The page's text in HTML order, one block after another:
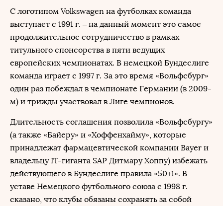
С логотипом Volkswagen на футболках команда
выступает с 1991 г. – на данный момент это самое
продолжительное сотрудничество в рамках
титульного спонсорства в пяти ведущих
европейских чемпионатах. В немецкой Бундеслиге
команда играет с 1997 г. За это время «Вольфсбург»
один раз побеждал в чемпионате Германии (в 2009-
м) и трижды участвовал в Лиге чемпионов.
Длительность соглашения позволила «Вольфсбургу»
(а также «Байеру» и «Хоффенхайму», которые
принадлежат фармацевтической компании Bayer и
владельцу IT-гиганта SAP Дитмару Хоппу) избежать
действующего в Бундеслиге правила «50+1». В
уставе Немецкого футбольного союза с 1998 г.
сказано, что клубы обязаны сохранять за собой